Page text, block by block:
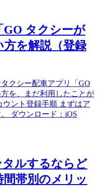
GO タクシーが
を解説（登録
クシー配車アプリ「GO
を、まだ利用したことが
ント登録手順 まずはア
ダウンロード：iOS
ルするならど
帯別のメリッ